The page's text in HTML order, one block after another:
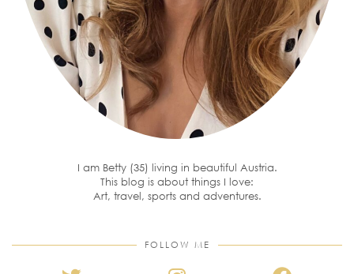
I am Betty (35) living in beautiful Austria.
This blog is about things I love:
Art, travel, sports and adventures.
FOLLOW ME